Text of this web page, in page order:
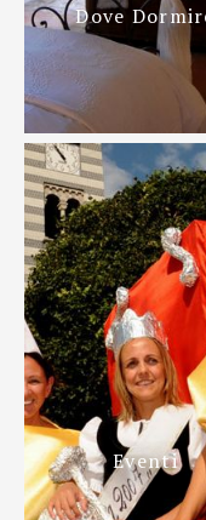
Dove
Eventi